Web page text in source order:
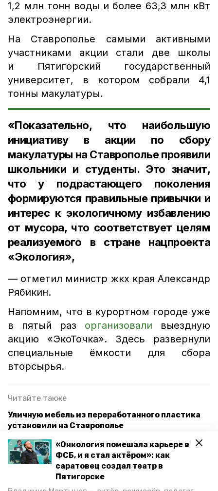
«Онкология помешала карьере в
ФСБ, и я стал актёром»: как
саратовец создал театр в
Пятигорске
1,2 млн тонн воды и более 63,3 млн кВт
электроэнергии.
На Ставрополье самыми активными
участниками акции стали две школы
и Пятигорский государственный
университет, в котором собрали 4,1
тонны макулатуры.
«Показательно, что наибольшую
инициативу в акции по сбору
макулатуры на Ставрополье проявили
школьники и студенты. Это значит,
что у подрастающего поколения
формируются правильные привычки и
интерес к экологичному избавлению
от мусора, что соответствует целям
реализуемого в стране нацпроекта
«Экология»,
— отметил министр жкх края Александр
Рябикин.
Напомним, что в курортном городе уже
в пятый раз организовали выездную
акцию «ЭкоТочка». Здесь развернули
специальные ёмкости для сбора
вторсырья.
Читайте также
Уличную мебель из переработанного пластика
установили на Ставрополье
Ставрополье перевыполнило плановые
показатели по нацпроекту «Экология»